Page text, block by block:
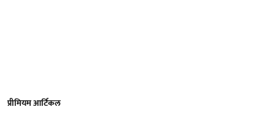
प्रीमियम आर्टिकल